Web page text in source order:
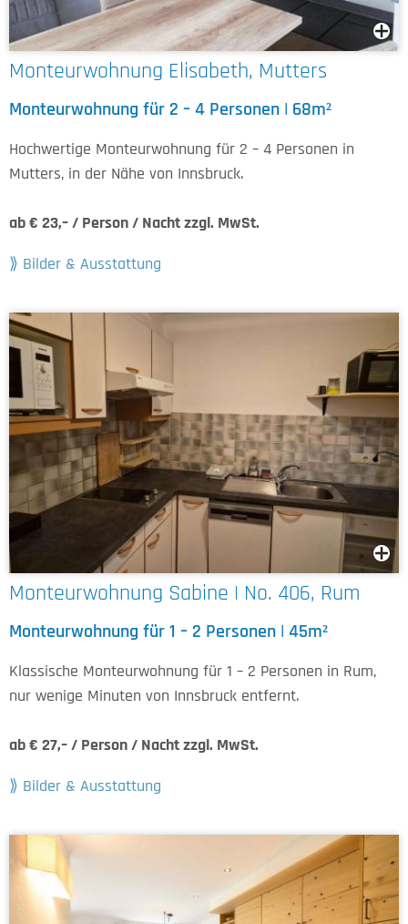
Monteurwohnung Elisabeth, Mutters
Monteurwohnung für 2 – 4 Personen | 68m²
Hochwertige Monteurwohnung für 2 – 4 Personen in
Mutters, in der Nähe von Innsbruck.
ab € 23,– / Person / Nacht zzgl. MwSt.
Bilder & Ausstattung
Monteurwohnung Sabine | No. 406, Rum
Monteurwohnung für 1 – 2 Personen | 45m²
Klassische Monteurwohnung für 1 – 2 Personen in Rum,
nur wenige Minuten von Innsbruck entfernt.
ab € 27,– / Person / Nacht zzgl. MwSt.
Bilder & Ausstattung